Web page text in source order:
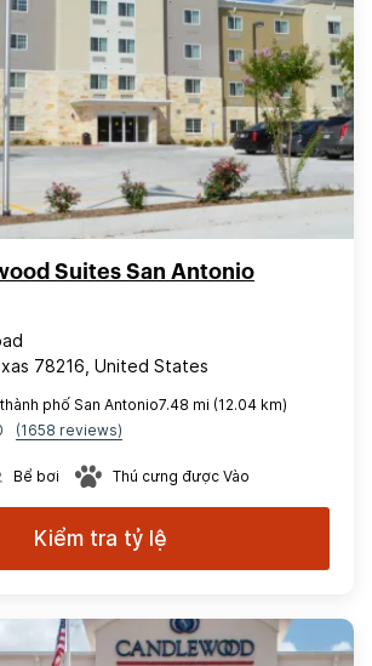
Suites San Antonio
78216, United States
phố San Antonio7.48 mi (12.04 km)
(1658 reviews)
Bể bơi Thú cưng được Vào
Kiểm tra tỷ lệ